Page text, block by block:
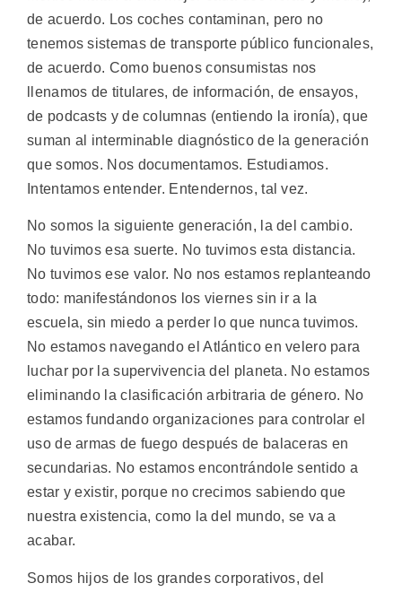
de acuerdo. Los coches contaminan, pero no
tenemos sistemas de transporte público funcionales,
de acuerdo. Como buenos consumistas nos
llenamos de titulares, de información, de ensayos,
de podcasts y de columnas (entiendo la ironía), que
suman al interminable diagnóstico de la generación
que somos. Nos documentamos. Estudiamos.
Intentamos entender. Entendernos, tal vez.
No somos la siguiente generación, la del cambio.
No tuvimos esa suerte. No tuvimos esta distancia.
No tuvimos ese valor. No nos estamos replanteando
todo: manifestándonos los viernes sin ir a la
escuela, sin miedo a perder lo que nunca tuvimos.
No estamos navegando el Atlántico en velero para
luchar por la supervivencia del planeta. No estamos
eliminando la clasificación arbitraria de género. No
estamos fundando organizaciones para controlar el
uso de armas de fuego después de balaceras en
secundarias. No estamos encontrándole sentido a
estar y existir, porque no crecimos sabiendo que
nuestra existencia, como la del mundo, se va a
acabar.
Somos hijos de los grandes corporativos, del